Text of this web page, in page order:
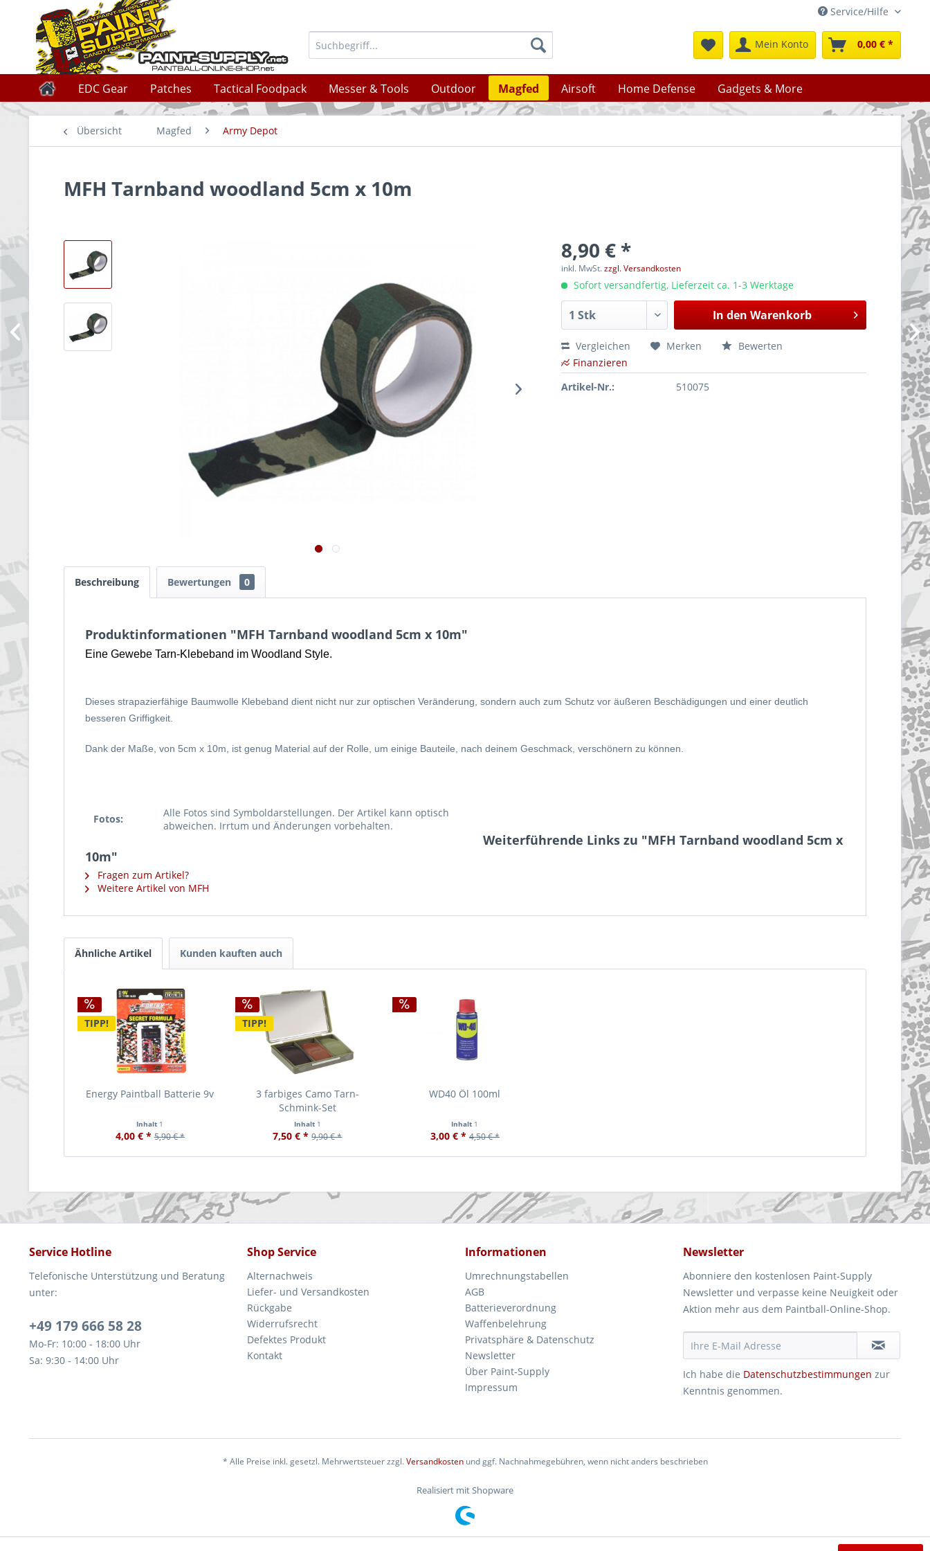
Service/Hilfe
Mein Konto 0,00 € *
EDC Gear Patches Tactical Foodpack Messer & Tools Outdoor Magfed Airsoft Home Defense Gadgets & More
Übersicht Magfed Army Depot
MFH Tarnband woodland 5cm x 10m
8,90 € *
inkl. MwSt.zzgl. Versandkosten
Sofort versandfertig, Lieferzeit ca. 1-3 Werktage
In den Warenkorb
Vergleichen Merken
Bewerten
Finanzieren
Artikel-Nr.:
510075
Beschreibung Bewertungen 0
Produktinformationen "MFH Tarnband woodland 5cm x 10m"
Eine Gewebe Tarn-Klebeband im Woodland Style.
Dieses strapazierfähige Baumwolle Klebeband dient nicht nur zur optischen Veränderung, sondern auch zum Schutz vor äußeren Beschädigungen und einer deutlich
besseren Griffigkeit.
Dank der Maße, von 5cm x 10m, ist genug Material auf der Rolle, um einige Bauteile, nach deinem Geschmack, verschönern zu können.
Fotos:
Alle Fotos sind Symboldarstellungen. Der Artikel kann optisch
abweichen. Irrtum und Änderungen vorbehalten.
Weiterführende Links zu "MFH Tarnband woodland 5cm x
10m"
Fragen zum Artikel?
Weitere Artikel von MFH
Ähnliche Artikel Kunden kauften auch
TIPP!
Energy Paintball Batterie 9v
Inhalt 1
4,00 € * 5,90 € *
TIPP!
3 farbiges Camo Tarn-
Schmink-Set
Inhalt 1
7,50 € * 9,90 € *
WD40 Öl 100ml
Inhalt 1
3,00 € * 4,50 € *
Service Hotline
Telefonische Unterstützung und Beratung
unter:
+49 179 666 58 28
Mo-Fr: 10:00 - 18:00 Uhr
Sa: 9:30 - 14:00 Uhr
Shop Service
Alternachweis
Liefer- und Versandkosten
Rückgabe
Widerrufsrecht
Defektes Produkt
Kontakt
Informationen
Umrechnungstabellen
AGB
Batterieverordnung
Waffenbelehrung
Privatsphäre & Datenschutz
Newsletter
Über Paint-Supply
Impressum
Newsletter
Abonniere den kostenlosen Paint-Supply
Newsletter und verpasse keine Neuigkeit oder
Aktion mehr aus dem Paintball-Online-Shop.
Ich habe die Datenschutzbestimmungen zur
Kenntnis genommen.
* Alle Preise inkl. gesetzl. Mehrwertsteuer zzgl.Versandkostenund ggf. Nachnahmegebühren, wenn nicht anders beschrieben
Realisiert mit Shopware